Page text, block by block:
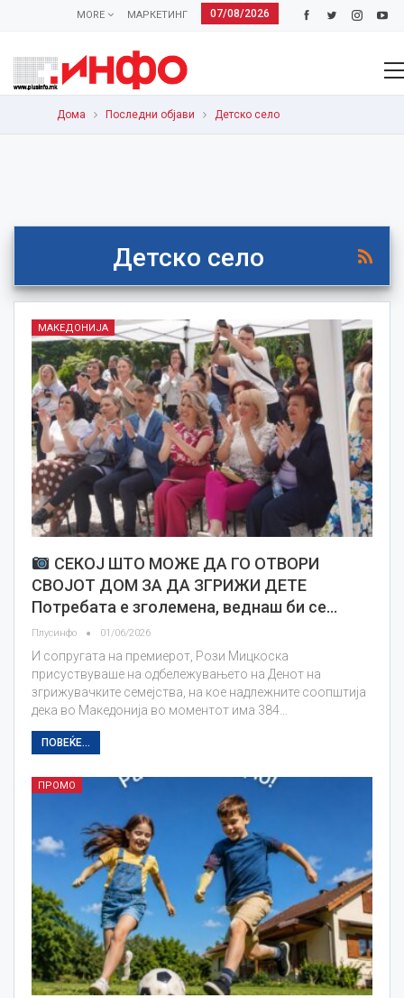
07/08/2026
МАРКЕТИНГ
MORE
Дома Последни објави Детско село
Детско село
МАКЕДОНИЈА
СЕКОЈ ШТО МОЖЕ ДА ГО ОТВОРИ
СВОЈОТ ДОМ ЗА ДА ЗГРИЖИ ДЕТЕ
Потребата е зголемена, веднаш би се…
Плусинфо 01/06/2026
И сопругата на премиерот, Рози Мицкоска
присуствуваше на одбележувањето на Денот на
згрижувачките семејства, на кое надлежните соопштија
дека во Македонија во моментот има 384…
ПОВЕЌЕ...
ПРОМО